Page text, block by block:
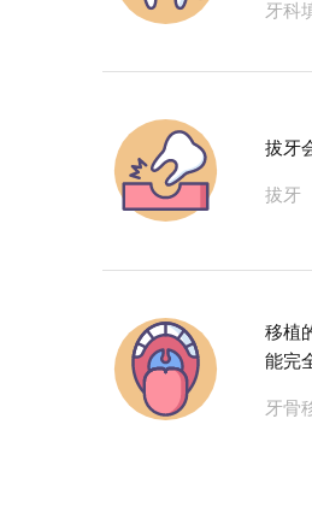
牙科
拔牙
拔牙
移植
能完
牙骨